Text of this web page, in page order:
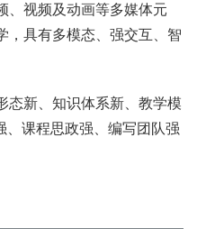
、视频及动画等多媒体元
，具有多模态、强交互、智
态新、知识体系新、教学模
、课程思政强、编写团队强